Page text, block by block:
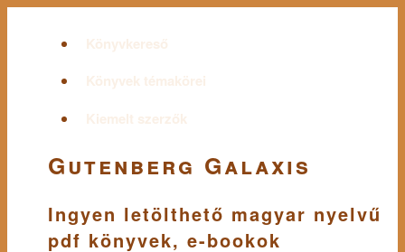
Könyvkereső
Könyvek témakörei
Kiemelt szerzők
Gutenberg Galaxis
Ingyen letölthető magyar nyelvű
pdf könyvek, e-bookok